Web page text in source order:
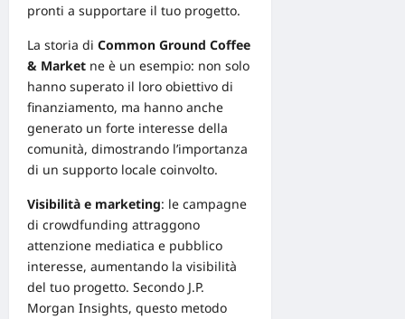
pronti a supportare il tuo progetto.
La storia di Common Ground Coffee
& Market ne è un esempio: non solo
hanno superato il loro obiettivo di
finanziamento, ma hanno anche
generato un forte interesse della
comunità, dimostrando l’importanza
di un supporto locale coinvolto.
Visibilità e marketing: le campagne
di crowdfunding attraggono
attenzione mediatica e pubblico
interesse, aumentando la visibilità
del tuo progetto. Secondo J.P.
Morgan Insights, questo metodo